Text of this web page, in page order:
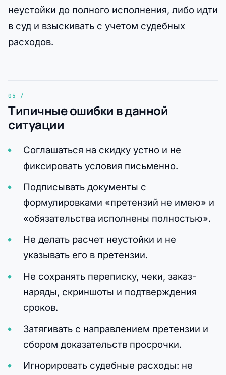
неустойки до полного исполнения, либо идти
в суд и взыскивать с учетом судебных
расходов.
Типичные ошибки в данной
ситуации
Соглашаться на скидку устно и не
фиксировать условия письменно.
Подписывать документы с
формулировками «претензий не имею» и
«обязательства исполнены полностью».
Не делать расчет неустойки и не
указывать его в претензии.
Не сохранять переписку, чеки, заказ-
наряды, скриншоты и подтверждения
сроков.
Затягивать с направлением претензии и
сбором доказательств просрочки.
Игнорировать судебные расходы: не